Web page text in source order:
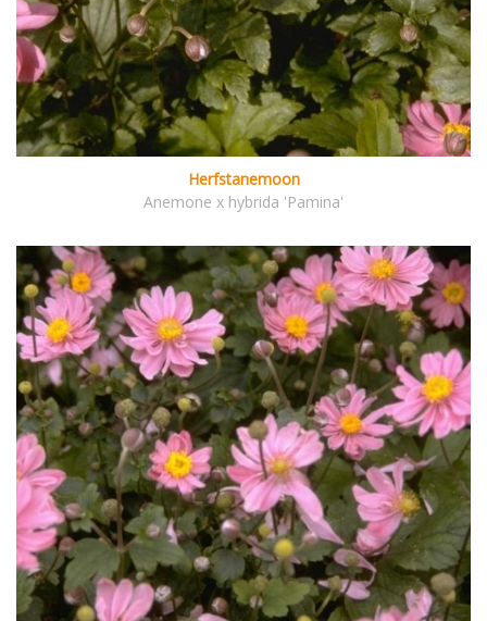
Herfstanemoon
Anemone x hybrida 'Pamina'